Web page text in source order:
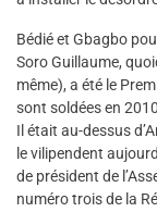
Bédié et Gbagbo
Soro Guillaume,
même), a été le
sont soldées en
Il était au-dessus
le vilipendent
de président de
numéro trois de la